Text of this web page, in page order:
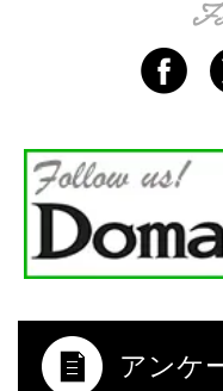
アンケ